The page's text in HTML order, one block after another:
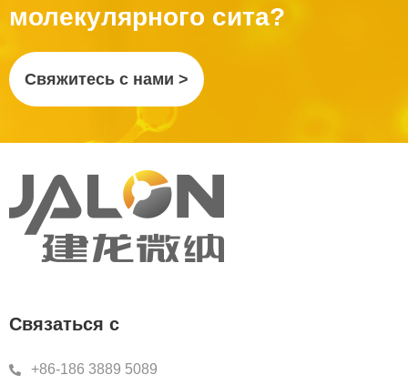
молекулярного сита?
Свяжитесь с нами >
Связаться с
+86-186 3889 5089